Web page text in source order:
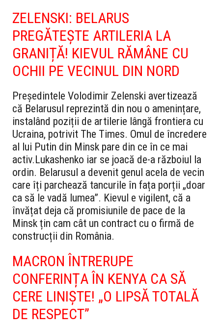
ZELENSKI: BELARUS
PREGĂTEȘTE ARTILERIA LA
GRANIȚĂ! KIEVUL RĂMÂNE CU
OCHII PE VECINUL DIN NORD
Președintele Volodimir Zelenski avertizează
că Belarusul reprezintă din nou o amenințare,
instalând poziții de artilerie lângă frontiera cu
Ucraina, potrivit The Times. Omul de încredere
al lui Putin din Minsk pare din ce în ce mai
activ.Lukashenko iar se joacă de-a războiul la
ordin. Belarusul a devenit genul acela de vecin
care îți parchează tancurile în fața porții „doar
ca să le vadă lumea”. Kievul e vigilent, că a
învățat deja că promisiunile de pace de la
Minsk țin cam cât un contract cu o firmă de
construcții din România.
MACRON ÎNTRERUPE
CONFERINȚA ÎN KENYA CA SĂ
CERE LINIȘTE! „O LIPSĂ TOTALĂ
DE RESPECT”